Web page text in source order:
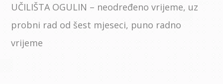
UČILIŠTA OGULIN – neodređeno vrijeme, uz
probni rad od šest mjeseci, puno radno
vrijeme